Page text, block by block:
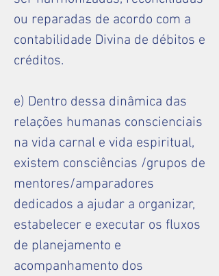
ou reparadas de acordo com a
contabilidade Divina de débitos e
créditos.
e) Dentro dessa dinâmica das
relações humanas conscienciais
na vida carnal e vida espiritual,
existem consciências /grupos de
mentores/amparadores
dedicados a ajudar a organizar,
estabelecer e executar os fluxos
de planejamento e
acompanhamento dos